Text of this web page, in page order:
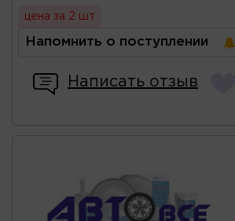
цена за 2 шт
Напомнить о поступлении
Написать отзыв